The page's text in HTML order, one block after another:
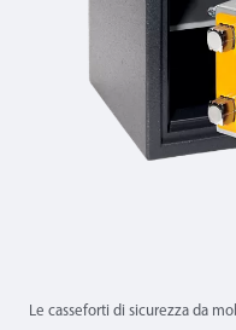
Le casseforti di sicurezza da